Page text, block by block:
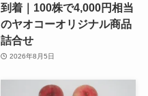
到着｜100株で4,000円相当
のヤオコーオリジナル商品
詰合せ
2026年8月5日